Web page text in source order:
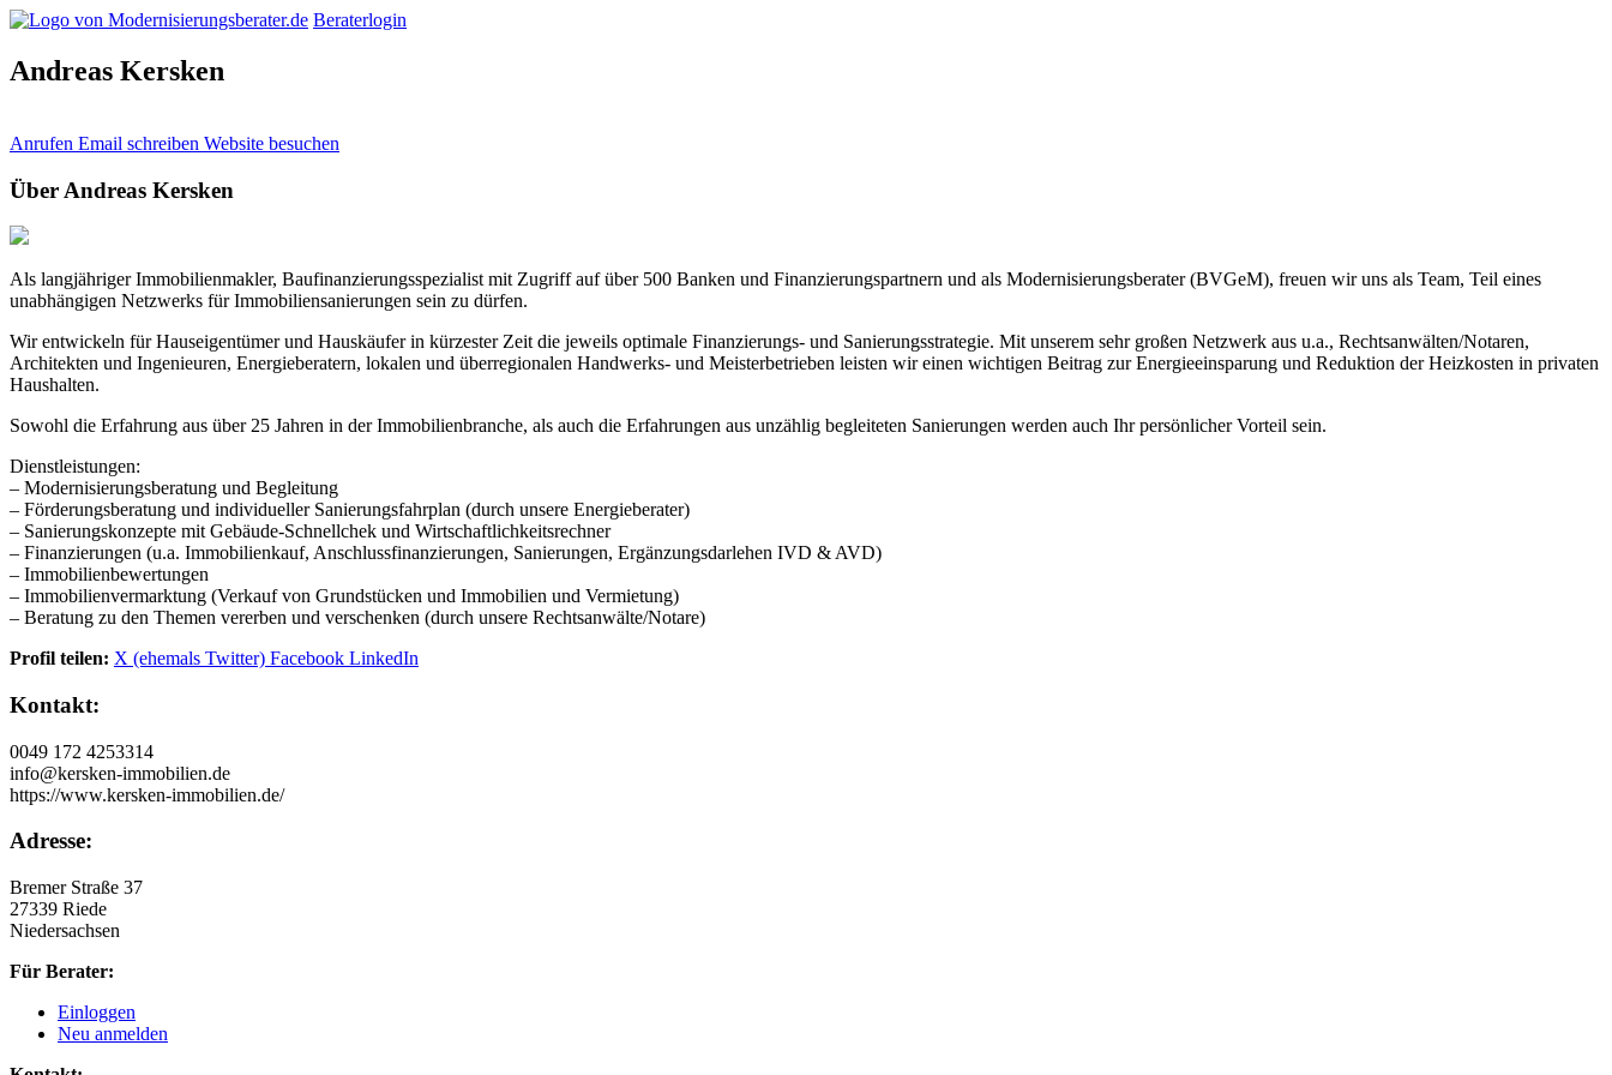
Beraterlogin
Andreas Kersken
Anrufen Email schreiben Website besuchen
Über Andreas Kersken
Als langjähriger Immobilienmakler, Baufinanzierungsspezialist mit Zugriff auf über 500 Banken und Finanzierungspartnern und als Modernisierungsberater (BVGeM), freuen wir uns als Team, Teil eines
unabhängigen Netzwerks für Immobiliensanierungen sein zu dürfen.
Wir entwickeln für Hauseigentümer und Hauskäufer in kürzester Zeit die jeweils optimale Finanzierungs- und Sanierungsstrategie. Mit unserem sehr großen Netzwerk aus u.a., Rechtsanwälten/Notaren,
Architekten und Ingenieuren, Energieberatern, lokalen und überregionalen Handwerks- und Meisterbetrieben leisten wir einen wichtigen Beitrag zur Energieeinsparung und Reduktion der Heizkosten in privaten
Haushalten.
Sowohl die Erfahrung aus über 25 Jahren in der Immobilienbranche, als auch die Erfahrungen aus unzählig begleiteten Sanierungen werden auch Ihr persönlicher Vorteil sein.
Dienstleistungen:
– Modernisierungsberatung und Begleitung
– Förderungsberatung und individueller Sanierungsfahrplan (durch unsere Energieberater)
– Sanierungskonzepte mit Gebäude-Schnellchek und Wirtschaftlichkeitsrechner
– Finanzierungen (u.a. Immobilienkauf, Anschlussfinanzierungen, Sanierungen, Ergänzungsdarlehen IVD & AVD)
– Immobilienbewertungen
– Immobilienvermarktung (Verkauf von Grundstücken und Immobilien und Vermietung)
– Beratung zu den Themen vererben und verschenken (durch unsere Rechtsanwälte/Notare)
Profil teilen: X (ehemals Twitter) Facebook LinkedIn
Kontakt:
0049 172 4253314
info@kersken-immobilien.de
https://www.kersken-immobilien.de/
Adresse:
Bremer Straße 37
27339 Riede
Niedersachsen
Für Berater:
Einloggen
Neu anmelden